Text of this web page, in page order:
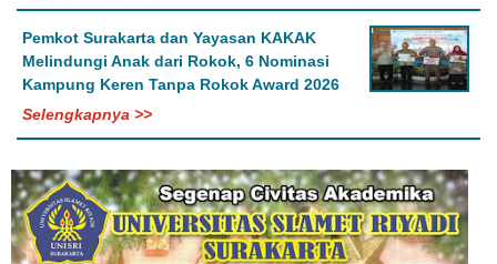
Pemkot Surakarta dan Yayasan KAKAK
Melindungi Anak dari Rokok, 6 Nominasi
Kampung Keren Tanpa Rokok Award 2026
Selengkapnya >>